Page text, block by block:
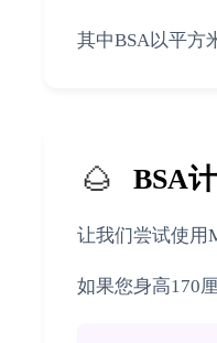
其中BSA以平方
🌰 BSA
让我们尝试使用
如果您身高170